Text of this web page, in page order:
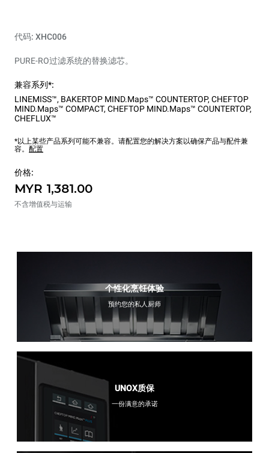
代码: XHC006
PURE-RO过滤系统的替换滤芯。
兼容系列*:
LINEMISS™, BAKERTOP MIND.Maps™ COUNTERTOP, CHEFTOP
MIND.Maps™ COMPACT, CHEFTOP MIND.Maps™ COUNTERTOP,
CHEFLUX™
*以上某些产品系列可能不兼容。请配置您的解决方案以确保产品与配件兼
容。 配置
价格:
MYR 1,381.00
不含增值税与运输
个性化烹饪体验
预约您的私人厨师
UNOX质保
一份满意的承诺